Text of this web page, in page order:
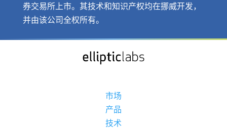
券交易所上市。其技术和知识产权均在挪威开发，
并由该公司全权所有。
市场
产品
技术